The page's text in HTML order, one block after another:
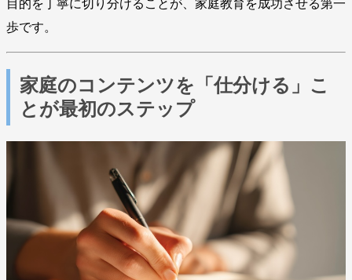
目的を丁寧に切り分けることが、家庭教育を成功させる第一
歩です。
家庭のコンテンツを「仕分ける」こ
とが最初のステップ